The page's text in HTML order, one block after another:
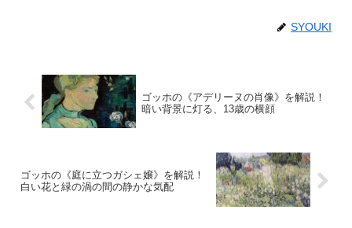
SYOUKI
ゴッホの《アデリーヌの肖像》を解説！
暗い背景に灯る、13歳の横顔
ゴッホの《庭に立つガシェ嬢》を解説！
白い花と緑の渦の間の静かな気配